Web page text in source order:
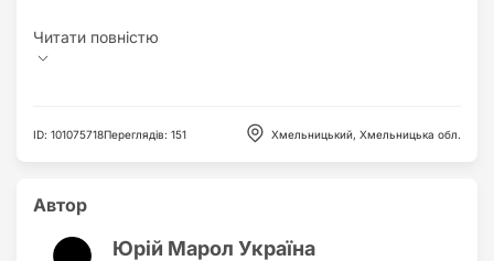
ID: 101075718Переглядів: 151 Хмельницький, Хмельницька обл.
Автор
Юрій Марол Україна